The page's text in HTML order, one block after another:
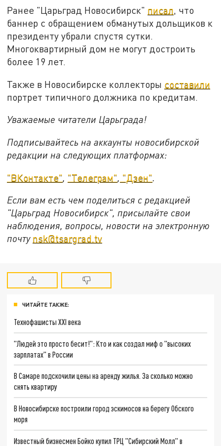
Ранее "Царьград Новосибирск" писал, что
баннер с обращением обманутых дольщиков к
президенту убрали спустя сутки.
Многоквартирный дом не могут достроить
более 19 лет.
Также в Новосибирске коллекторы составили
портрет типичного должника по кредитам.
Уважаемые читатели Царьграда!
Подписывайтесь на аккаунты новосибирской
редакции на следующих платформах:
"ВКонтакте" "Телеграм" "Дзен"
Если вам есть чем поделиться с редакцией
"Царьград Новосибирск", присылайте свои
наблюдения, вопросы, новости на электронную
почту nsk@tsargrad.tv
ЧИТАЙТЕ ТАКЖЕ:
Технофашисты XXI века
"Людей это просто бесит!": Кто и как создал миф о "высоких
зарплатах" в России
В Самаре подскочили цены на аренду жилья. За сколько можно
снять квартиру
В Новосибирске построили город эскимосов на берегу Обского
моря
Известный бизнесмен Бойко купил ТРЦ "Сибирский Молл" в